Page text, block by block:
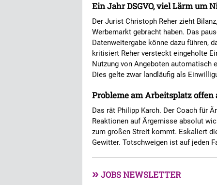
Ein Jahr DSGVO, viel Lärm um
Der Jurist Christoph Reher zieht
Werbemarkt gebracht haben. Das
Datenweitergabe könne dazu führen,
kritisiert Reher versteckt eingeholte
Nutzung von Angeboten automatisch
Dies gelte zwar landläufig als
Probleme am Arbeitsplatz offen
Das rät Philipp Karch. Der Coach für
Reaktionen auf Ärgernisse absolut
zum großen Streit kommt. Eskaliert
Gewitter. Totschweigen ist auf jeden
» JOBS NEWSLETTER